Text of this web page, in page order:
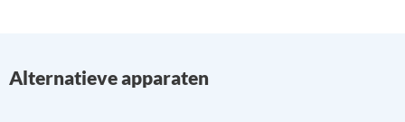
Alternatieve apparaten